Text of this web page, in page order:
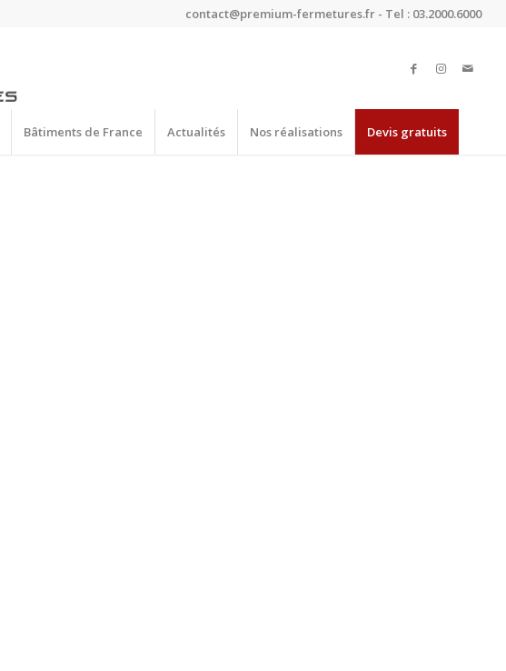
contact@premium-fermetures.fr - Tel : 03.2000.6000
Bâtiments de France Actualités Nos réalisations Devis gratuits